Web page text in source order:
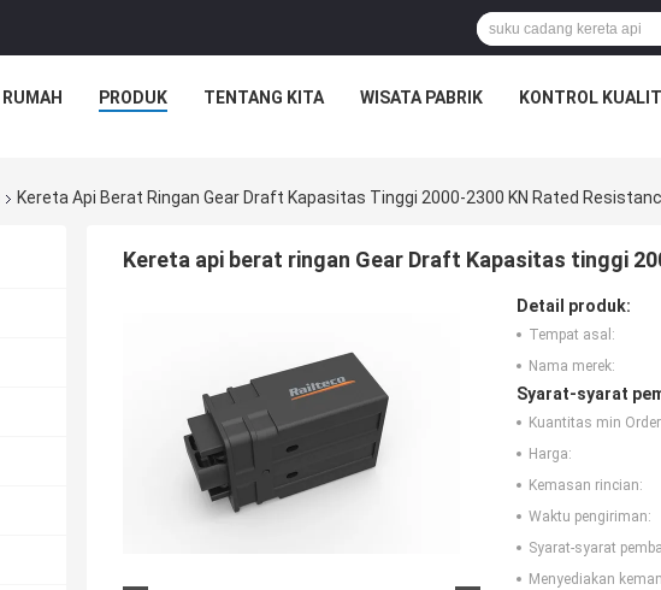
RUMAH PRODUK TENTANG KITA WISATA PABRIK KONTROL
Kereta Api Berat Ringan Gear Draft Kapasitas Tinggi 2000-2300 KN Rated
Kereta api berat ringan Gear Draft Kapasitas tinggi
Detail produk:
Tempat asal:
Nama merek:
Syarat-syarat
Kuantitas min
Harga:
Kemasan rincian:
Waktu pengiriman:
Syarat-syarat
Menyediakan